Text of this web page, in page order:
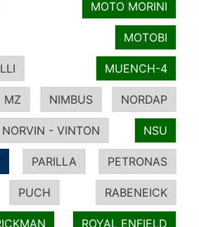
MOTO MORINI
MOTOBI
MUENCH-4
MZ NIMBUS NORDAP
NORVIN - VINTON NSU
PARILLA PETRONAS
PUCH RABENEICK
ROYAL ENFIELD